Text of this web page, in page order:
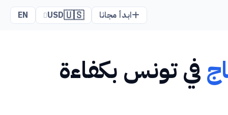
ابدأ مجانا 🇺🇸
USD
EN
في تونس بكفاءة